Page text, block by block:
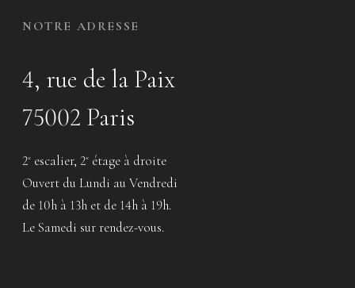
NOTRE ADRESSE
4, rue de la Paix
75002 Paris
2e escalier, 2e étage à droite
Ouvert du Lundi au Vendredi
de 10h à 13h et de 14h à 19h.
Le Samedi sur rendez-vous.